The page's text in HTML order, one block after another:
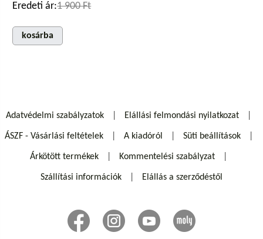
Eredeti ár:1 900 Ft
kosárba
Adatvédelmi szabályzatok Elállási felmondási nyilatkozat
ÁSZF - Vásárlási feltételek A kiadóról Süti beállítások
Árkötött termékek Kommentelési szabályzat
Szállítási információk Elállás a szerződéstől